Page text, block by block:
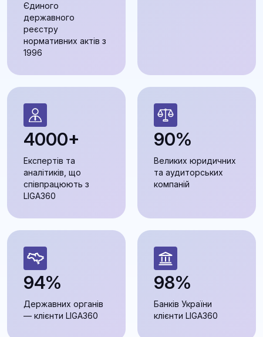
Єдиного
державного
реєстру
нормативних актів з
1996
4000+
Експертів та
аналітиків, що
співпрацюють з
LIGA360
90%
Великих юридичних
та аудиторських
компаній
94%
Державних органів
— клієнти LIGA360
98%
Банків України
клієнти LIGA360